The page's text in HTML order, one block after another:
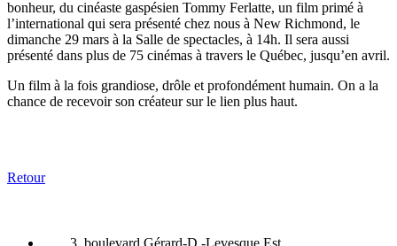
bonheur, du cinéaste gaspésien Tommy Ferlatte, un film primé à
l’international qui sera présenté chez nous à New Richmond, le
dimanche 29 mars à la Salle de spectacles, à 14h. Il sera aussi
présenté dans plus de 75 cinémas à travers le Québec, jusqu’en avril.
Un film à la fois grandiose, drôle et profondément humain. On a la
chance de recevoir son créateur sur le lien plus haut.
Retour
3, boulevard Gérard-D.-Levesque Est